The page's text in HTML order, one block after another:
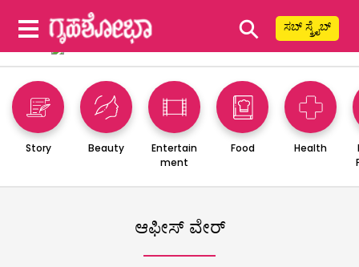
⚲ ಸಬ್ ಸ್ಕ್ರೈಬ್
Story Beauty
Entertain
ment
Food Health
ಆಫೀಸ್ ವೇರ್